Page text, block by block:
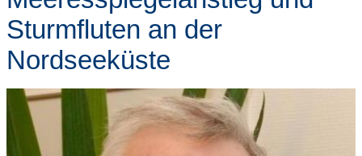
Sturmfluten an der
Nordseeküste